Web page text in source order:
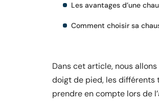
Les avantages d’une
Comment choisir sa
Dans cet article, nous
doigt de pied, les différents
prendre en compte lors de